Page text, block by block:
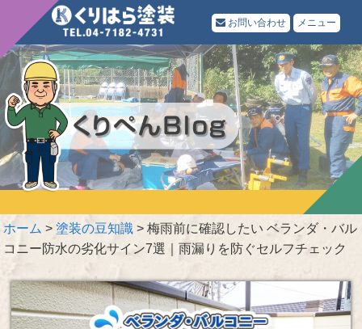
お問い合わせ メニュー
ホーム >塗装の豆知識 >梅雨前に確認したい ベランダ・バル
コニー防水の劣化サイン7選｜雨漏りを防ぐセルフチェック